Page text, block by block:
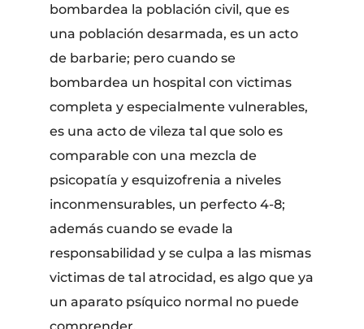
bombardea la población civil, que es
una población desarmada, es un acto
de barbarie; pero cuando se
bombardea un hospital con victimas
completa y especialmente vulnerables,
es una acto de vileza tal que solo es
comparable con una mezcla de
psicopatía y esquizofrenia a niveles
inconmensurables, un perfecto 4-8;
además cuando se evade la
responsabilidad y se culpa a las mismas
victimas de tal atrocidad, es algo que ya
un aparato psíquico normal no puede
comprender.